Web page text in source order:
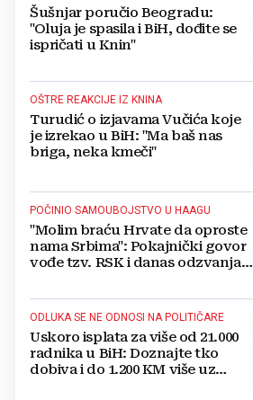
Šušnjar poručio Beogradu:
"Oluja je spasila i BiH, dođite se
ispričati u Knin"
OŠTRE REAKCIJE IZ KNINA
Turudić o izjavama Vučića koje
je izrekao u BiH: "Ma baš nas
briga, neka kmeči"
POČINIO SAMOUBOJSTVO U HAAGU
"Molim braću Hrvate da oproste
nama Srbima": Pokajnički govor
vođe tzv. RSK i danas odzvanja
ODLUKA SE NE ODNOSI NA POLITIČARE
Uskoro isplata za više od 21.000
radnika u BiH: Doznajte tko
dobiva i do 1.200 KM više uz